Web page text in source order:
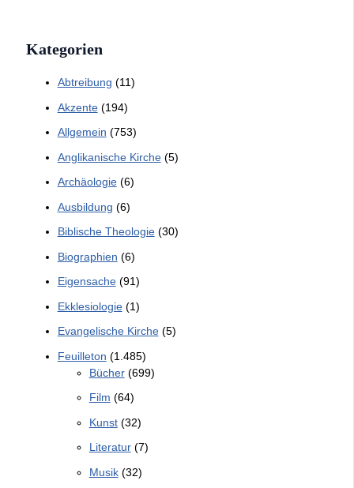
Kategorien
Abtreibung (11)
Akzente(194)
Allgemein (753)
Anglikanische Kirche(5)
Archäologie(6)
Ausbildung (6)
Biblische Theologie(30)
Biographien (6)
Eigensache(91)
Ekklesiologie(1)
Evangelische Kirche(5)
Feuilleton (1.485)
Bücher(699)
Film (64)
Kunst(32)
Literatur(7)
Musik(32)